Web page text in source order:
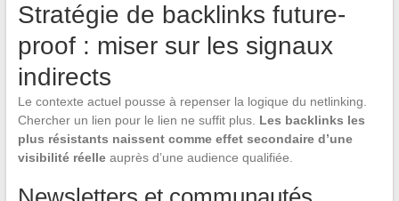
Stratégie de backlinks future-
proof : miser sur les signaux
indirects
Le contexte actuel pousse à repenser la logique du netlinking.
Chercher un lien pour le lien ne suffit plus. Les backlinks les
plus résistants naissent comme effet secondaire d’une
visibilité réelleauprès d’une audience qualifiée.